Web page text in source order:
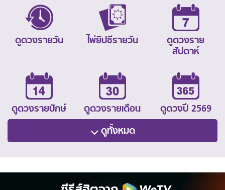
ดูดวงรายวัน ไพ่ยิปซีรายวัน
ดูดวงราย
สัปดาห์
ดูดวงรายปักษ์ ดูดวงรายเดือน ดูดวงปี 2569
ดูทั้งหมด